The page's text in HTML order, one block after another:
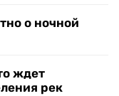
о ночной
ждет
рек